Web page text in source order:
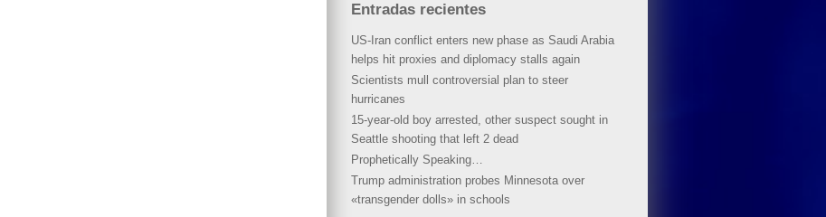
Entradas recientes
US-Iran conflict enters new phase as Saudi Arabia
helps hit proxies and diplomacy stalls again
Scientists mull controversial plan to steer
hurricanes
15-year-old boy arrested, other suspect sought in
Seattle shooting that left 2 dead
Prophetically Speaking…
Trump administration probes Minnesota over
«transgender dolls» in schools